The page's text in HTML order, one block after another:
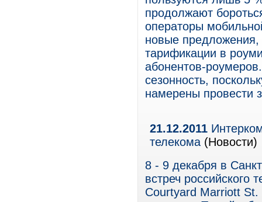
продолжают
операторы
новые
тарификации в
абонентов-
сезонность,
намерены провести
21.12.2011
телекома (Новости)
8 - 9 декабря в
встреч российского
Courtyard Marriott